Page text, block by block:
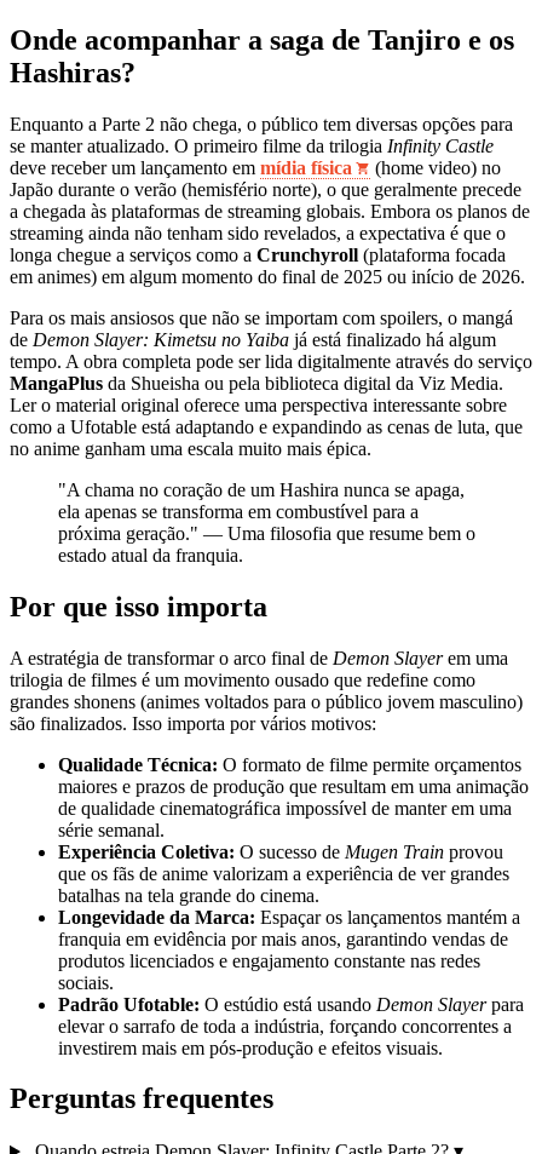
Onde acompanhar a saga de Tanjiro e os
Hashiras?
Enquanto a Parte 2 não chega, o público tem diversas opções para
se manter atualizado. O primeiro filme da trilogia Infinity Castle
deve receber um lançamento em mídia física
(home video) no
Japão durante o verão (hemisfério norte), o que geralmente precede
a chegada às plataformas de streaming globais. Embora os planos de
streaming ainda não tenham sido revelados, a expectativa é que o
longa chegue a serviços como a Crunchyroll (plataforma focada
em animes) em algum momento do final de 2025 ou início de 2026.
Para os mais ansiosos que não se importam com spoilers, o mangá
de Demon Slayer: Kimetsu no Yaiba já está finalizado há algum
tempo. A obra completa pode ser lida digitalmente através do serviço
MangaPlus da Shueisha ou pela biblioteca digital da Viz Media.
Ler o material original oferece uma perspectiva interessante sobre
como a Ufotable está adaptando e expandindo as cenas de luta, que
no anime ganham uma escala muito mais épica.
"A chama no coração de um Hashira nunca se apaga,
ela apenas se transforma em combustível para a
próxima geração." — Uma filosofia que resume bem o
estado atual da franquia.
Por que isso importa
A estratégia de transformar o arco final de Demon Slayerem uma
trilogia de filmes é um movimento ousado que redefine como
grandes shonens (animes voltados para o público jovem masculino)
são finalizados. Isso importa por vários motivos:
Qualidade Técnica: O formato de filme permite orçamentos
maiores e prazos de produção que resultam em uma animação
de qualidade cinematográfica impossível de manter em uma
série semanal.
Experiência Coletiva: O sucesso de Mugen Train provou
que os fãs de anime valorizam a experiência de ver grandes
batalhas na tela grande do cinema.
Longevidade da Marca: Espaçar os lançamentos mantém a
franquia em evidência por mais anos, garantindo vendas de
produtos licenciados e engajamento constante nas redes
sociais.
Padrão Ufotable: O estúdio está usando Demon Slayerpara
elevar o sarrafo de toda a indústria, forçando concorrentes a
investirem mais em pós-produção e efeitos visuais.
Perguntas frequentes